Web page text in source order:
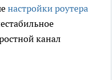
настройки роутера
канал